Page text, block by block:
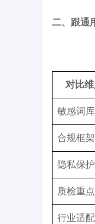
二、跟通
对比
敏感词库
合规框架
隐私保护
质检重点
行业适配